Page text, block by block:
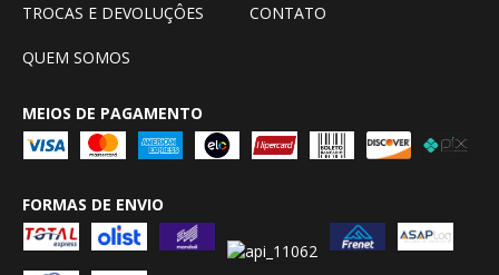
TROCAS E DEVOLUÇÔES
CONTATO
QUEM SOMOS
MEIOS DE PAGAMENTO
FORMAS DE ENVIO